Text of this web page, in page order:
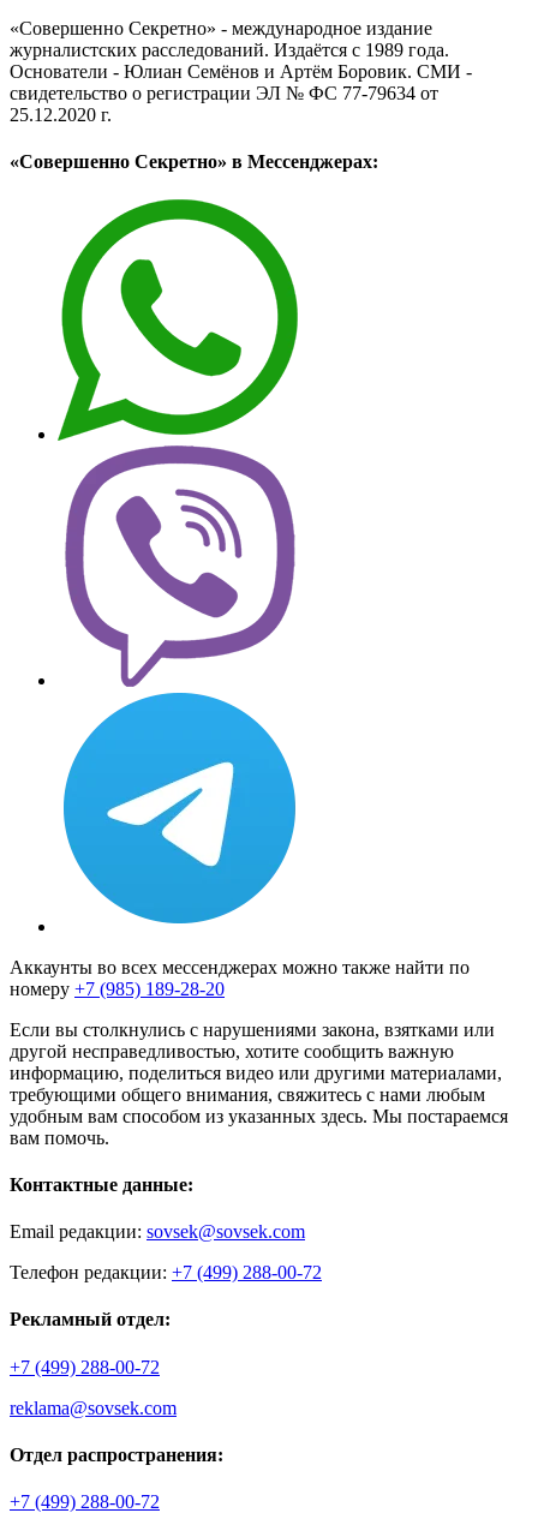
«Совершенно Секретно» - международное издание
журналистских расследований. Издаётся с 1989 года.
Основатели - Юлиан Семёнов и Артём Боровик. CМИ -
свидетельство о регистрации ЭЛ № ФС 77-79634 от
25.12.2020 г.
«Совершенно Секретно» в Мессенджерах:
Аккаунты во всех мессенджерах можно также найти по
номеру +7 (985) 189-28-20
Если вы столкнулись с нарушениями закона, взятками или
другой несправедливостью, хотите сообщить важную
информацию, поделиться видео или другими материалами,
требующими общего внимания, свяжитесь с нами любым
удобным вам способом из указанных здесь. Мы постараемся
вам помочь.
Контактные данные:
Email редакции: sovsek@sovsek.com
Телефон редакции: +7 (499) 288-00-72
Рекламный отдел:
+7 (499) 288-00-72
reklama@sovsek.com
Отдел распространения:
+7 (499) 288-00-72